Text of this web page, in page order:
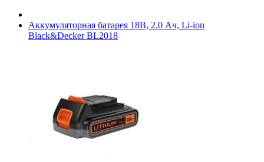
Аккумуляторная батарея 18В, 2.0 Ач, Li-ion
Black&Decker BL2018